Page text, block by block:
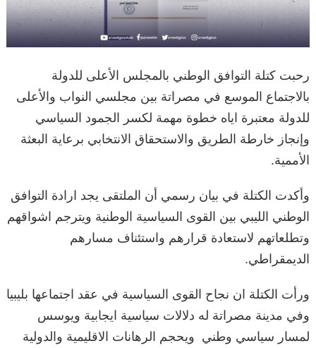
رحبت كتلة التوافق الوطني بالمجلس الأعلى للدولة
بالاجتماع الموسع في مصراتة بين مجلسي النواب والأعلى
للدولة معتبرة اياه خطوة مهمة لكسر الجمود السياسي
وإنجاز خارطة الطريق والاستحقاق الانتخابي برعاية البعثة
الأممية.
وأكدت الكتلة في بيان رسمي أن الملتقى يجد ارادة التوافق
الوطني الليبي بين القوى السياسية الوطنية ويترجم اشواقهم
وتطلعاتهم لاستعادة قرارهم واستئناف مسارهم
الديمقراطي.
ورأت الكتلة ان نجاح القوى السياسية في عقد اجتماعها بليبيا
وفي مدينة مصراتة له دلالات سياسية ايجابية ويوسس
لمسار سياسي وطني ويحجم الرهانات الاقليمية والدولية